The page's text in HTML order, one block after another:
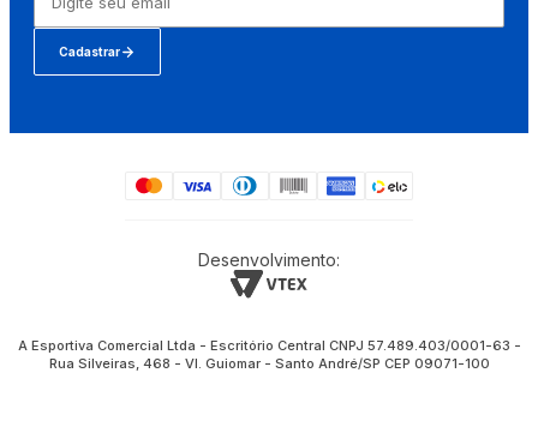
Cadastrar
Desenvolvimento:
A Esportiva Comercial Ltda - Escritório Central CNPJ 57.489.403/0001-63 -
Rua Silveiras, 468 - Vl. Guiomar - Santo André/SP CEP 09071-100